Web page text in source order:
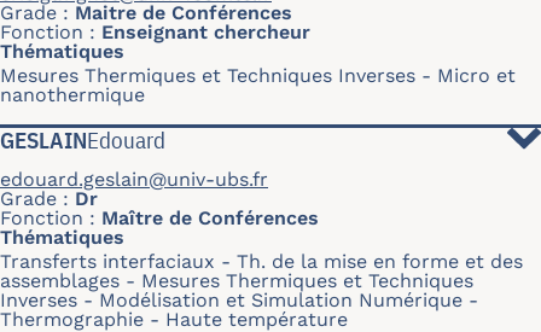
Grade
Maitre de Conférences
Fonction
Enseignant chercheur
Thématiques
Mesures Thermiques et Techniques Inverses
Micro et
nanothermique
GESLAINEdouard
edouard.geslain@univ-ubs.fr
Grade
Dr
Fonction
Maître de Conférences
Thématiques
Transferts interfaciaux
Th. de la mise en forme et des
assemblages
Mesures Thermiques et Techniques
Inverses
Modélisation et Simulation Numérique
Thermographie
Haute température